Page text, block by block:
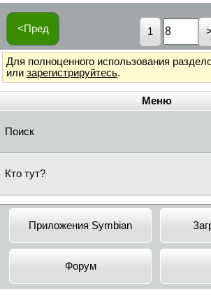
<Пред 1
Для полноценного использования
или зарегистрируйтесь.
Меню
Поиск
Кто тут?
Приложения Symbian
Форум